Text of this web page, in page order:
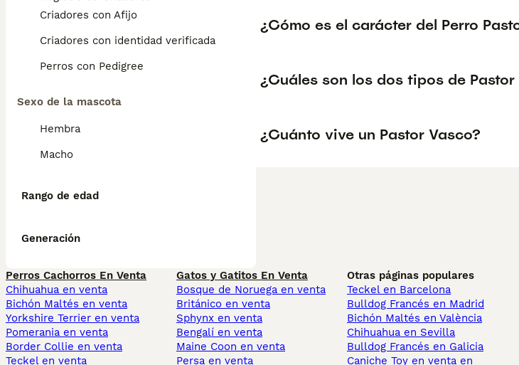
Criadores con Afijo
Criadores con identidad verificada
Perros con Pedigree
Sexo de la mascota
Hembra
Macho
Rango de edad
Generación
¿Cómo es el carácter del Perro
¿Cuáles son los dos tipos de Pastor
¿Cuánto vive un Pastor Vasco?
Perros Cachorros En Venta
Chihuahua en venta
Bichón Maltés en venta
Yorkshire Terrier en venta
Pomerania en venta
Border Collie en venta
Teckel en venta
Gatos y Gatitos En Venta
Bosque de Noruega en venta
Británico en venta
Sphynx en venta
Bengalí en venta
Maine Coon en venta
Persa en venta
Otras páginas populares
Teckel en Barcelona
Bulldog Francés en Madrid
Bichón Maltés en València
Chihuahua en Sevilla
Bulldog Francés en Galicia
Caniche Toy en venta en